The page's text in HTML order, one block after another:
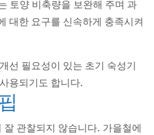
토양 비축량을 보완해 주며 과
대한 요구를 신속하게 충족시켜
선 필요성이 있는 초기 숙성기
용되기도 합니다.
관찰되지 않습니다. 가을철에